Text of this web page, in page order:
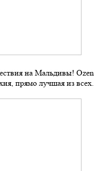
на Мальдивы! Ozen
прямо лучшая из всех.